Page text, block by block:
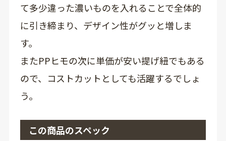
て多少違った濃いものを入れることで全体的
に引き締まり、デザイン性がグッと増しま
す。
またPPヒモの次に単価が安い提げ紐でもある
ので、コストカットとしても活躍するでしょ
う。
この商品のスペック